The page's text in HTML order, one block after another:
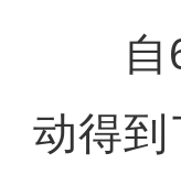
自6
动得